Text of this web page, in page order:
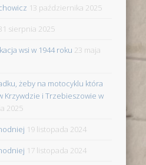
13 października 2025
sierpnia 2025
wsi w 1944 roku 23 maja
żeby na motocyklu która
Krzywdzie i Trzebieszowie w
2025
19 listopada 2024
17 listopada 2024